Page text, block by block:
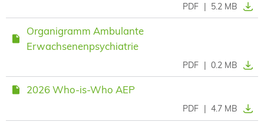
PDF | 5.2 MB
Organigramm Ambulante
Erwachsenenpsychiatrie
PDF | 0.2 MB
2026 Who-is-Who AEP
PDF | 4.7 MB